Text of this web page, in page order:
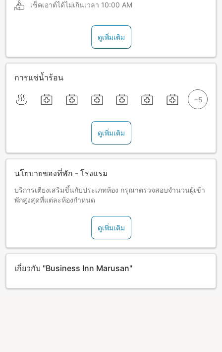
เช็คเอาต์ได้ไม่เกินเวลา 10:00 AM
ดูเพิ่มเติม
การแช่น้ำร้อน
ดูเพิ่มเติม
นโยบายของที่พัก - โรงแรม
บริการเตียงเสริมขึ้นกับประเภทห้อง กรุณาตรวจสอบจำนวนผู้เข้า
พักสูงสุดที่แต่ละห้องกำหนด
ดูเพิ่มเติม
เกี่ยวกับ "Business Inn Marusan"